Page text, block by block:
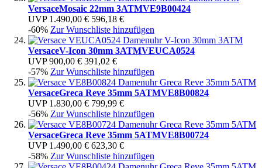
VersaceMosaic 22mm 3ATMVE9B00424
UVP 1.490,00 € 596,18 €
-60% Zur Wunschliste hinzufügen
VersaceV-Icon 30mm 3ATMVEUCA0524
UVP 900,00 € 391,02 €
-57% Zur Wunschliste hinzufügen
VersaceGreca Reve 35mm 5ATMVE8B00824
UVP 1.830,00 € 799,99 €
-56% Zur Wunschliste hinzufügen
VersaceGreca Reve 35mm 5ATMVE8B00724
UVP 1.490,00 € 623,30 €
-58% Zur Wunschliste hinzufügen